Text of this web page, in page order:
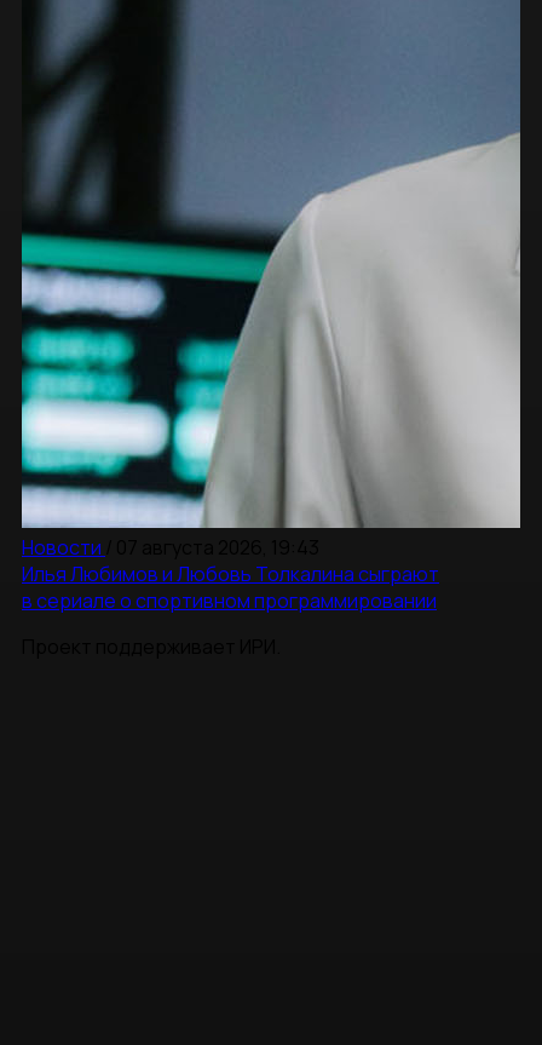
Новости
Илья Любимов и Любовь Толкалина сыграют
в сериале о спортивном программировании